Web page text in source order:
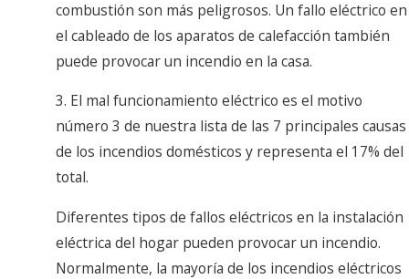
combustión son más peligrosos. Un fallo eléctrico en
el cableado de los aparatos de calefacción también
puede provocar un incendio en la casa.
3. El mal funcionamiento eléctrico es el motivo
número 3 de nuestra lista de las 7 principales causas
de los incendios domésticos y representa el 17% del
total.
Diferentes tipos de fallos eléctricos en la instalación
eléctrica del hogar pueden provocar un incendio.
Normalmente, la mayoría de los incendios eléctricos